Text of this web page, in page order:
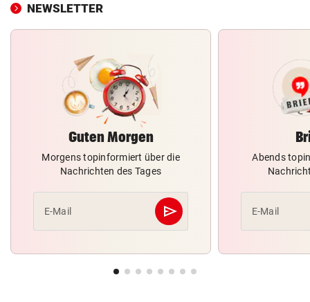
NEWSLETTER
Guten Morgen
Morgens topinformiert über die
Nachrichten des Tages
E-Mail send
Abschicken
Abends
E-Mail